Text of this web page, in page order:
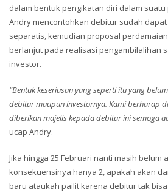
dalam bentuk pengikatan diri dalam
Andry mencontohkan debitur sudah dapat
separatis, kemudian proposal
berlanjut pada realisasi pengambilalihan
investor.
“Bentuk keseriusan yang seperti itu yang
debitur maupun investornya. Kami berharap
diberikan majelis kepada debitur ini semoga
ucap Andry.
Jika hingga 25 Februari nanti masih belum
konsekuensinya hanya 2, apakah akan
baru ataukah pailit karena debitur tak